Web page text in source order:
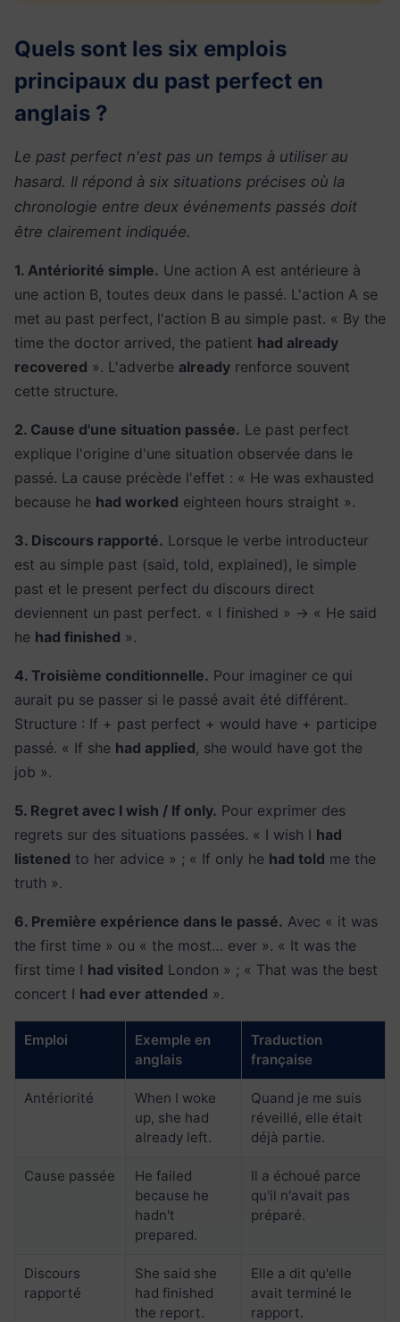
Quels sont les six emplois
principaux du past perfect en
anglais ?
Le past perfect n'est pas un temps à utiliser au
hasard. Il répond à six situations précises où la
chronologie entre deux événements passés doit
être clairement indiquée.
1. Antériorité simple. Une action A est antérieure à
une action B, toutes deux dans le passé. L'action A se
met au past perfect, l'action B au simple past. « By the
time the doctor arrived, the patient had already
recovered ». L'adverbe already renforce souvent
cette structure.
2. Cause d'une situation passée. Le past perfect
explique l'origine d'une situation observée dans le
passé. La cause précède l'effet : « He was exhausted
because he had worked eighteen hours straight ».
3. Discours rapporté. Lorsque le verbe introducteur
est au simple past (said, told, explained), le simple
past et le present perfect du discours direct
deviennent un past perfect. « I finished » → « He said
he had finished ».
4. Troisième conditionnelle. Pour imaginer ce qui
aurait pu se passer si le passé avait été différent.
Structure : If + past perfect + would have + participe
passé. « If she had applied, she would have got the
job ».
5. Regret avec I wish / If only. Pour exprimer des
regrets sur des situations passées. « I wish I had
listened to her advice » ; « If only he had told me the
truth ».
6. Première expérience dans le passé. Avec « it was
the first time » ou « the most… ever ». « It was the
first time I had visited London » ; « That was the best
concert I had ever attended ».
Emploi
Exemple en
anglais
Traduction
française
Antériorité
When I woke
up, she had
already left.
Quand je me suis
réveillé, elle était
déjà partie.
Cause passée
He failed
because he
hadn't
prepared.
Il a échoué parce
qu'il n'avait pas
préparé.
Discours
rapporté
She said she
had finished
the report.
Elle a dit qu'elle
avait terminé le
rapport.